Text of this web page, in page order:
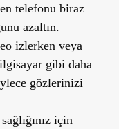
telefonu biraz
azaltın.
izlerken veya
gibi daha
gözlerinizi
için